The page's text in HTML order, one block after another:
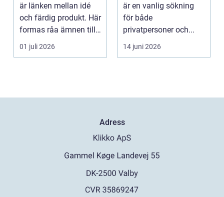
är länken mellan idé
och färdig produkt. Här
formas råa ämnen till
precisa mask...
01 juli 2026
är en vanlig sökning
för både
privatpersoner och...
14 juni 2026
Adress